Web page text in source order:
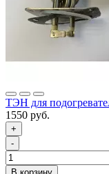
ТЭН для
1550 руб.
+
-